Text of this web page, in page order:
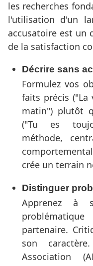
les recherches
l'utilisation d'un
accusatoire est un
de la satisfaction
Décrire sans
Formulez vos
faits précis ("La
matin") plutôt
("Tu es
méthode,
crée un terrain
Distinguer
Apprenez à
partenaire.
son
Association